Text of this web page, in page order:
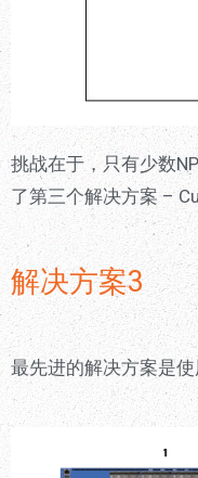
挑战在于，只有少数
了第三个解决方案 –
解决方案3
最先进的解决方案是